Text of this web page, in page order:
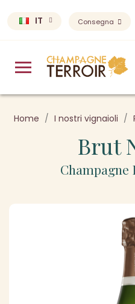
IT Consegna
Home I nostri vignaioli
Brut
Champagne